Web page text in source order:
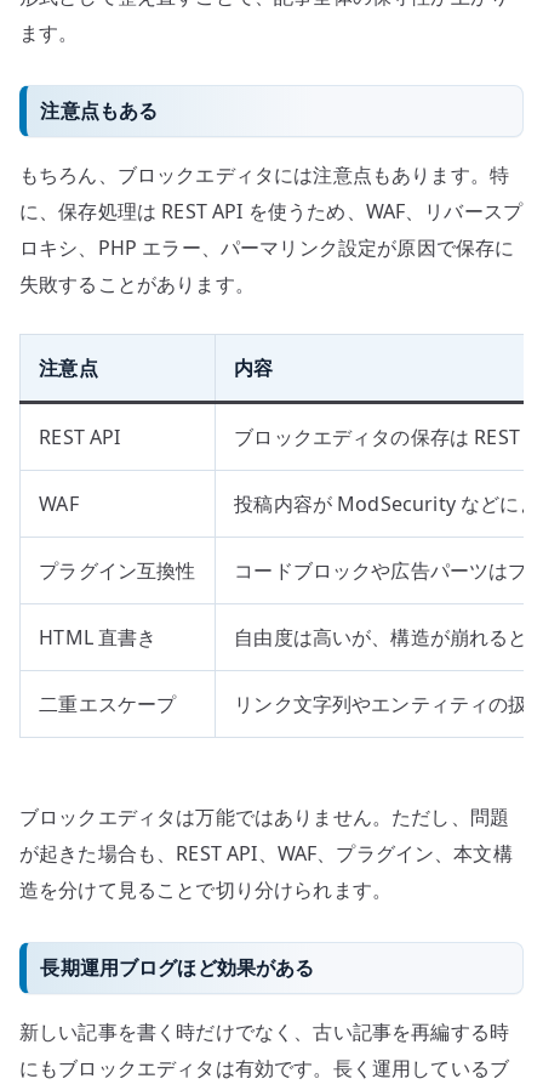
ます。
注意点もある
もちろん、ブロックエディタには注意点もあります。特
に、保存処理は REST API を使うため、WAF、リバースプ
ロキシ、PHP エラー、パーマリンク設定が原因で保存に
失敗することがあります。
注意点 内容
REST API ブロックエディタの保存は REST
WAF 投稿内容が ModSecurity などに
プラグイン互換性 コードブロックや広告パーツはプ
HTML 直書き 自由度は高いが、構造が崩れると
二重エスケープ リンク文字列やエンティティの扱
ブロックエディタは万能ではありません。ただし、問題
が起きた場合も、REST API、WAF、プラグイン、本文構
造を分けて見ることで切り分けられます。
長期運用ブログほど効果がある
新しい記事を書く時だけでなく、古い記事を再編する時
にもブロックエディタは有効です。長く運用しているブ